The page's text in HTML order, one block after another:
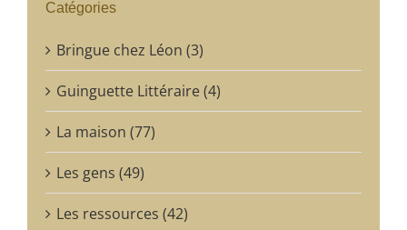
Catégories
Bringue chez Léon (3)
Guinguette Littéraire (4)
La maison (77)
Les gens (49)
Les ressources (42)